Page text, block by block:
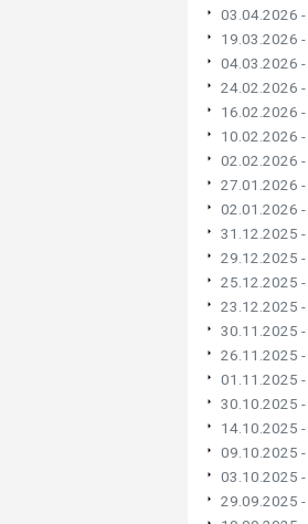
03.04.2026 -
19.03.2026 -
04.03.2026 -
24.02.2026 -
16.02.2026 -
10.02.2026 -
02.02.2026 -
27.01.2026 -
02.01.2026 -
31.12.2025 -
29.12.2025 -
25.12.2025 -
23.12.2025 -
30.11.2025 -
26.11.2025 -
01.11.2025 -
30.10.2025 -
14.10.2025 -
09.10.2025 -
03.10.2025 -
29.09.2025 -